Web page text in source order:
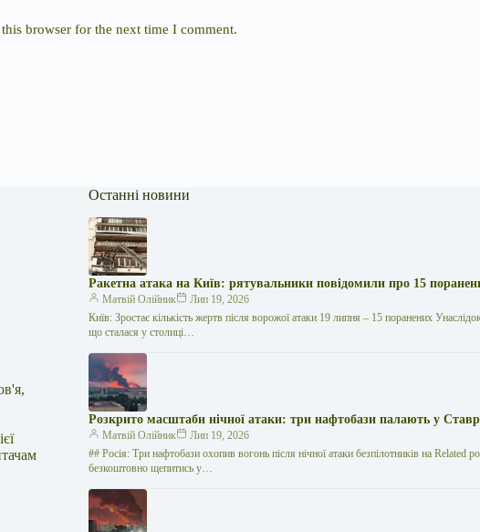
browser for the next time I comment.
Останні новини
Ракетна атака на Київ: рятувальники повідомили про 15
Матвій Олійник
Лип 19, 2026
Київ: Зростає кількість жертв після ворожої атаки 19 липня – 15 поранених Унаслідок
що сталася у столиці…
Розкрито масштаби нічної атаки: три нафтобази палають у
Матвій Олійник
Лип 19, 2026
## Росія: Три нафтобази охопив вогонь після нічної атаки безпілотників на
безкоштовно щепитись у…